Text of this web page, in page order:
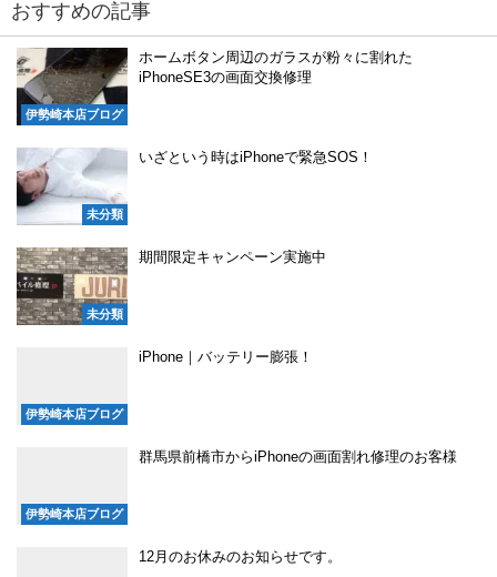
おすすめの記事
伊勢崎本店ブログ
ホームボタン周辺のガラスが粉々に割れた
iPhoneSE3の画面交換修理
未分類
いざという時はiPhoneで緊急SOS！
未分類
期間限定キャンペーン実施中
伊勢崎本店ブログ
iPhone｜バッテリー膨張！
伊勢崎本店ブログ
群馬県前橋市からiPhoneの画面割れ修理のお客様
12月のお休みのお知らせです。